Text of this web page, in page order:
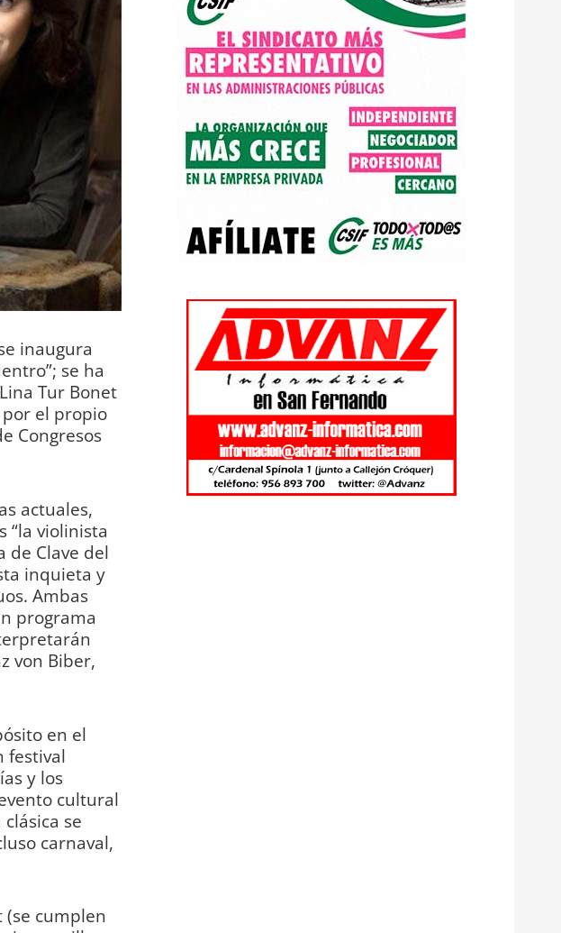
inaugura
se ha
Tur Bonet
el propio
Congresos
actuales,
“la violinista
de Clave del
inquieta y
Ambas
programa
von Biber,
en el
festival
y los
cultural
se
carnaval,
cumplen